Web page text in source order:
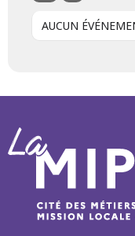
AUCUN